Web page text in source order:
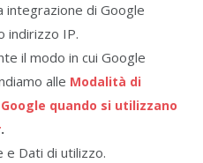
integrazione di Google
indirizzo IP.
il modo in cui Google
alle Modalità di
quando si utilizzano
.
e Dati di utilizzo.